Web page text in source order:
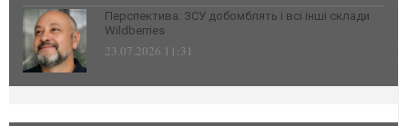
Перспектива: ЗСУ добомблять і всі інші склади
Wildberries
23.07.2026 11:31